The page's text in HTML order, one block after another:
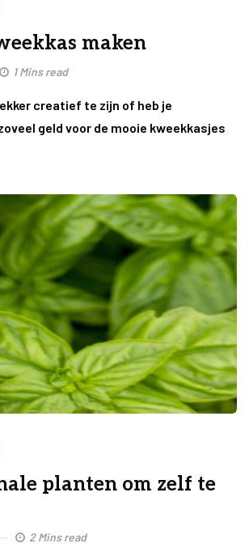
maken
1 Mins read
creatief te zijn of heb je
geld voor de mooie kweekkasjes
planten om zelf te
2 Mins read